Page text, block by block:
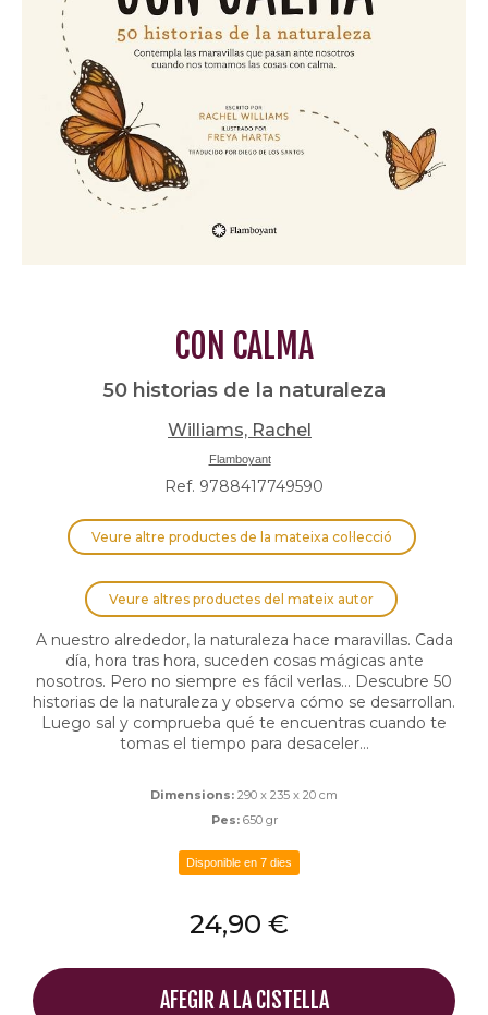
CON CALMA
50 historias de la naturaleza
Williams, Rachel
Flamboyant
Ref. 9788417749590
Veure altre productes de la mateixa col·lecció
Veure altres productes del mateix autor
A nuestro alrededor, la naturaleza hace maravillas. Cada
día, hora tras hora, suceden cosas mágicas ante
nosotros. Pero no siempre es fácil verlas... Descubre 50
historias de la naturaleza y observa cómo se desarrollan.
Luego sal y comprueba qué te encuentras cuando te
tomas el tiempo para desaceler...
Dimensions: 290 x 235 x 20 cm
Pes: 650 gr
Disponible en 7 dies
24,90 €
AFEGIR A LA CISTELLA